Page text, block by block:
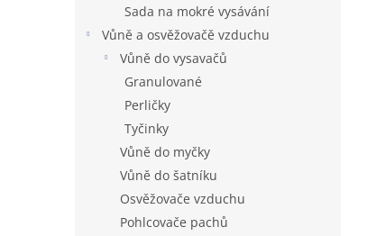
Sada na mokré vysávání
Vůně a osvěžovačě vzduchu
Vůně do vysavačů
Granulované
Perličky
Tyčinky
Vůně do myčky
Vůně do šatníku
Osvěžovače vzduchu
Pohlcovače pachů